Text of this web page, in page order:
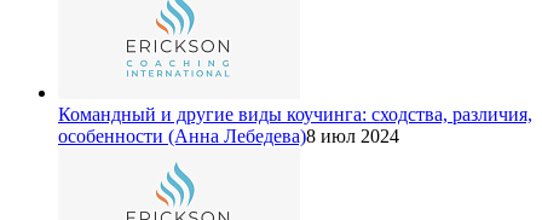
Командный и другие виды коучинга: сходства, различия,
особенности (Анна Лебедева)8 июл 2024